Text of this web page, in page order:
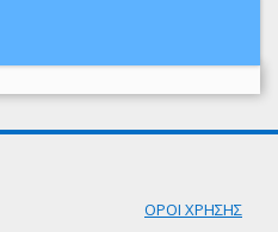
ΟΡΟΙ ΧΡΗΣΗΣ